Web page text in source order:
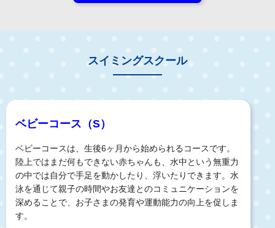
スイミングスクール
ベビーコース（S）
ベビーコースは、生後6ヶ月から始められるコースです。
陸上ではまだ何もできない赤ちゃんも、水中という無重力
の中では自分で手足を動かしたり、浮いたりできます。水
泳を通じて親子の時間やお友達とのコミュニケーションを
深めることで、お子さまの発育や運動能力の向上を促しま
す。